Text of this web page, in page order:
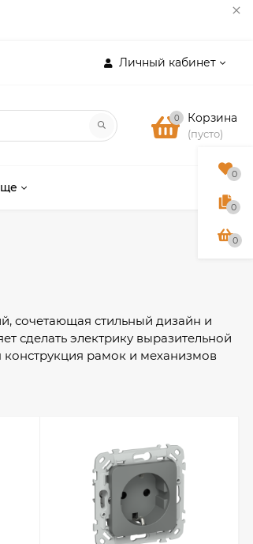
Личный кабинет
0 Корзина
(пусто)
сочетающая стильный дизайн и
сделать электрику выразительной
конструкция рамок и механизмов
быстрый и удобный монтаж.
эксплуатацию.
0
0
0